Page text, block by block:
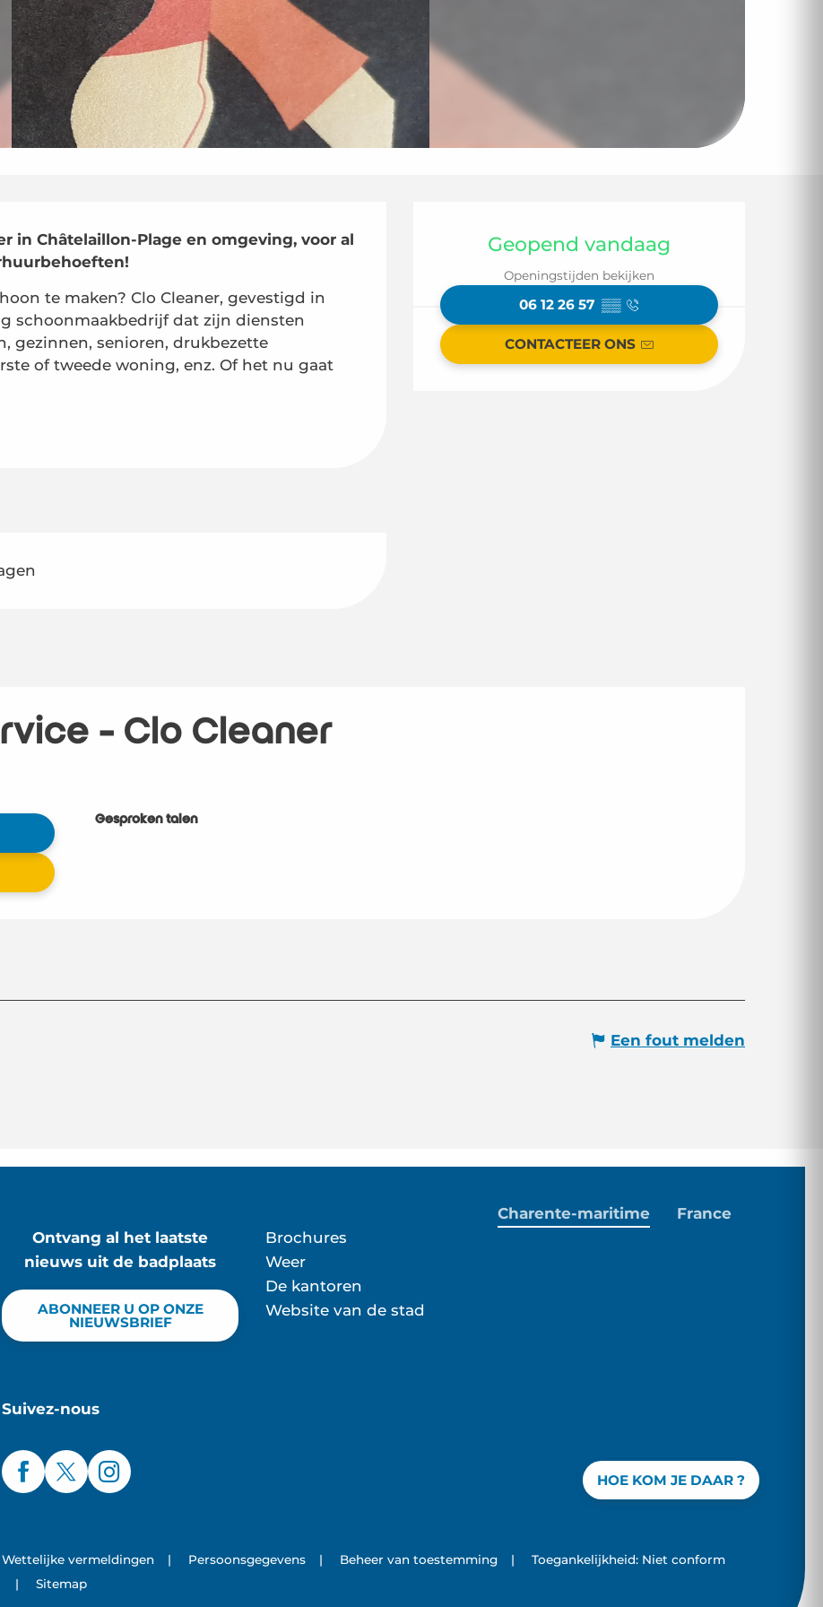
Openingstijden
Geopend vandaag
Openingstijden bekijken
06 12 26 57 ▒▒
CONTACTEER ONS
in Châtelaillon-Plage en omgeving, voor al
te maken? Clo Cleaner, gevestigd in
schoonmaakbedrijf dat zijn diensten
gezinnen, senioren, drukbezette
of tweede woning, enz. Of het nu gaat
- Clo Cleaner
Gesproken talen
Gesproken talen
Een fout melden
Ontvang al het laatste
nieuws uit de badplaats
ABONNEER U OP ONZE
NIEUWSBRIEF
Suivez-nous
Brochures
Weer
De kantoren
Website van de stad
HOE KOM JE DAAR ?
Charente-maritime France
Wettelijke vermeldingen | Persoonsgegevens | Beheer van toestemming |
Toegankelijkheid: Niet conform
|
Sitemap